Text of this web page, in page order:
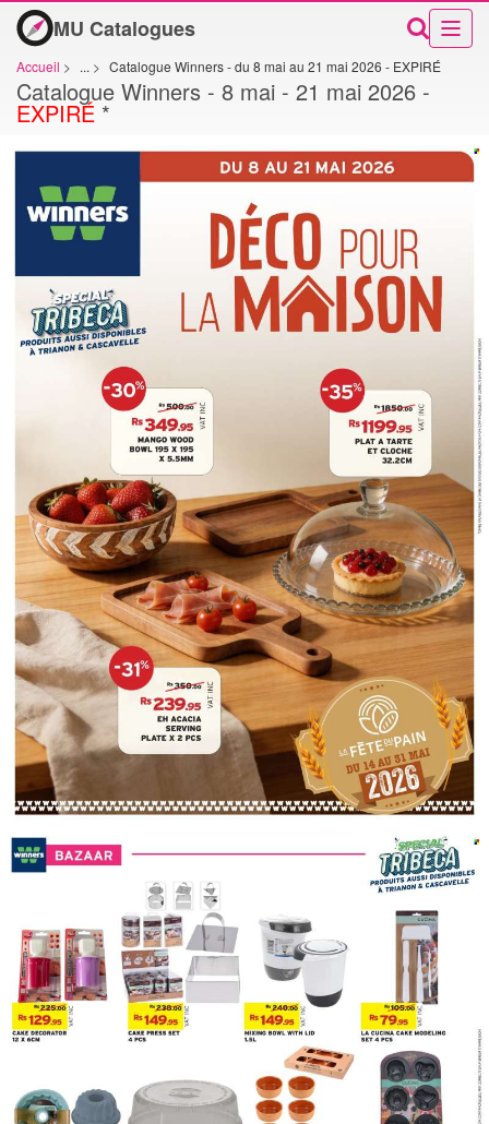
MU Catalogues
Accueil > ... > Catalogue Winners - du 8 mai au 21 mai 2026 - EXPIRÉ
Catalogue Winners - 8 mai - 21 mai 2026 -
EXPIRÉ *